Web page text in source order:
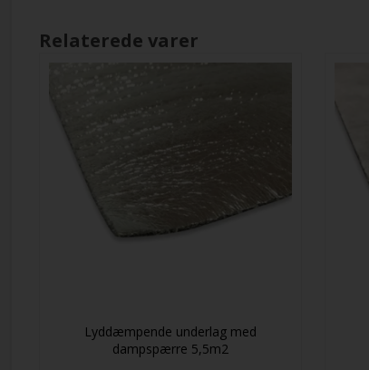
Relaterede varer
Lyddæmpende underlag med
dampspærre 5,5m2